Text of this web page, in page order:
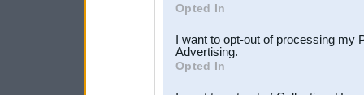
Opted In
I want to opt-out of processing my
Advertising.
Opted In